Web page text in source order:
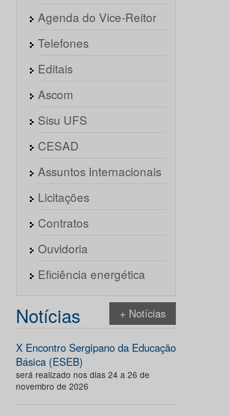
Agenda do Vice-Reitor
Telefones
Editais
Ascom
Sisu UFS
CESAD
Assuntos Internacionais
Licitações
Contratos
Ouvidoria
Eficiência energética
Notícias + Notícias
X Encontro Sergipano da Educação
Básica (ESEB)
será realizado nos dias 24 a 26 de
novembro de 2026